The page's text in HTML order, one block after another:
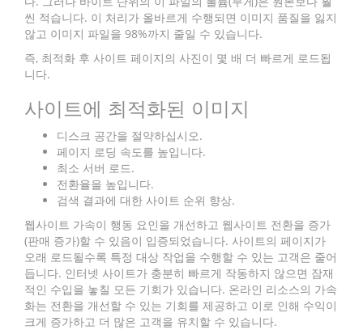
씬 적습니다. 이 처리가 올바르게 수행되면 이미지 품질을 잃지
않고 이미지 파일을 98%까지 줄일 수 있습니다.
즉, 최적화 후 사이트 페이지의 사진이 몇 배 더 빠르게 로드됩
니다.
사이트에 최적화된 이미지
디스크 공간을 절약하십시오.
페이지 로딩 속도를 높입니다.
최소 서버 로드.
전환율을 높입니다.
검색 결과에 대한 사이트 순위 향상.
웹사이트 가속이 행동 요인을 개선하고 웹사이트 전환을 증가
(판매 증가)할 수 있음이 입증되었습니다. 사이트의 페이지가
오래 로드될수록 특정 대상 작업을 수행할 수 있는 고객은 줄어
듭니다. 인터넷 사이트가 충분히 빠르게 작동하지 않으면 잠재
적인 수입을 놓칠 모든 기회가 있습니다. 온라인 리소스의 가속
화는 전환을 개선할 수 있는 기회를 제공하고 이로 인해 수익이
크게 증가하고 더 많은 고객을 유치할 수 있습니다.